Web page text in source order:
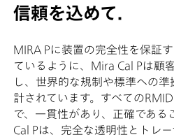
信頼を込めて.
MIRA Pに装置の完全性を保証
ているように、Mira Cal Pは顧
し、世界的な規制や標準への
計されています。すべての
で、一貫性があり、正確であ
Cal Pは、完全な透明性とトレ